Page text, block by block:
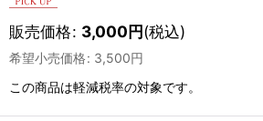
販売価格: 3,000円(税込)
希望小売価格: 3,500円
この商品は軽減税率の対象です。